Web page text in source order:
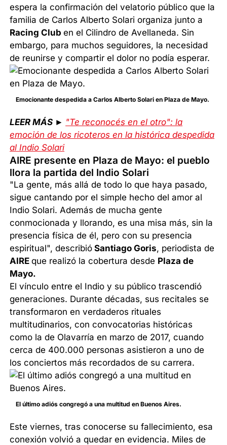
espera la confirmación del velatorio público que la
familia de Carlos Alberto Solari organiza junto a
Racing Cluben el Cilindro de Avellaneda. Sin
embargo, para muchos seguidores, la necesidad
de reunirse y compartir el dolor no podía esperar.
Emocionante despedida a Carlos Alberto Solari en Plaza de Mayo.
LEER MÁS ► "Te reconocés en el otro": la
emoción de los ricoteros en la histórica despedida
al Indio Solari
AIRE presente en Plaza de Mayo: el pueblo
llora la partida del Indio Solari
"La gente, más allá de todo lo que haya pasado,
sigue cantando por el simple hecho del amor al
Indio Solari. Además de mucha gente
conmocionada y llorando, es una misa más, sin la
presencia física de él, pero con su presencia
espiritual", describió Santiago Goris, periodista de
AIREque realizó la cobertura desde Plaza de
Mayo.
El vínculo entre el Indio y su público trascendió
generaciones. Durante décadas, sus recitales se
transformaron en verdaderos rituales
multitudinarios, con convocatorias históricas
como la de Olavarría en marzo de 2017, cuando
cerca de 400.000 personas asistieron a uno de
los conciertos más recordados de su carrera.
El último adiós congregó a una multitud en Buenos Aires.
Este viernes, tras conocerse su fallecimiento, esa
conexión volvió a quedar en evidencia. Miles de